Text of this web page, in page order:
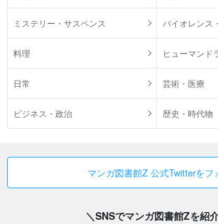
ミステリー・サスペンス バイオレンス
料理 ヒューマンド
日常 芸術・医療
ビジネス・政治 歴史・時代物
マンガ図書館Z 公式Twitterをフ
＼SNSでマンガ図書館Zを紹